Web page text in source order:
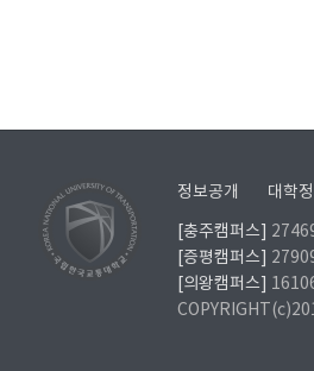
정보공개 대학
[충주캠퍼스]
[증평캠퍼스]
[의왕캠퍼스]